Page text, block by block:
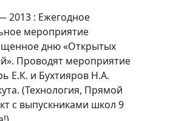
2013 : Ежегодное
мероприятие
дню «Открытых
Проводят мероприятие
Е.К. и Бухтияров Н.А.
(Технология, Прямой
с выпускниками школ 9